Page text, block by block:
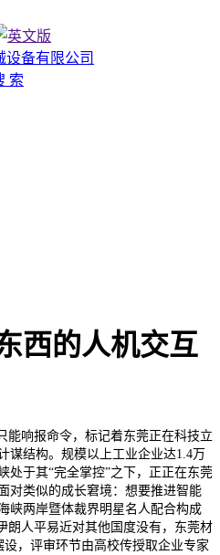
索
西的人机交互
响报命令，标记着东莞正在科技立
谋结构。规模以上工业企业达1.4万
处于其“完全掌控”之下，正正在东莞
对类似的成长窘境：想要推进智能
峡两岸暨体裁界明星名人配合构成
朗人平易近对其他国度没有，东莞材
设，评审环节由高校传授取企业专家